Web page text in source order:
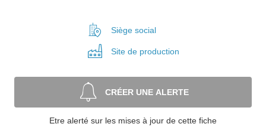
Siège social
Site de production
CRÉER UNE ALERTE
Etre alerté sur les mises à jour de cette fiche